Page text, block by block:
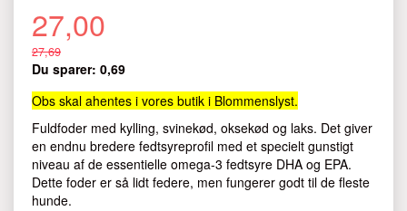
27,00
27,69
Du sparer: 0,69
Obs skal ahentes i vores butik i Blommenslyst.
Fuldfoder med kylling, svinekød, oksekød og laks. Det giver
en endnu bredere fedtsyreprofil med et specielt gunstigt
niveau af de essentielle omega-3 fedtsyre DHA og EPA.
Dette foder er så lidt federe, men fungerer godt til de fleste
hunde.